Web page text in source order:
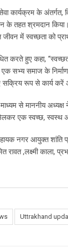
कार्यक्रम के अंतर्गत,
के तहत श्रमदान
जीवन में स्वच्छता को
करते हुए कहा,
सभ्य समाज के निर्माण
रूप से कार्य
से माननीय
एक स्वच्छ, स्वस्थ
नगर आयुक्त शांति
रावत ,लक्ष्मी काला,
Uttrakhand